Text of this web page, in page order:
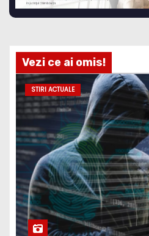
STIRI ACTUALE